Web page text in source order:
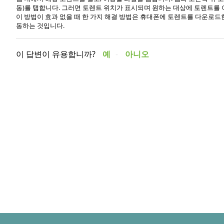
동)를 탭합니다. 그러면 토렌트 위치가 표시되며 원하는 대상에 토렌트를
이 방법이 효과 없을 때 한 가지 해결 방법은 휴대폰에 토렌트를 다운로
동하는 것입니다.
이 답변이 유용합니까? 예 아니오